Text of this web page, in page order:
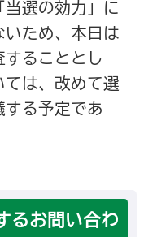
当選の効力」に
いため、本 日は
することとし
ては、改めて選
する予定であ
るお問い合わ